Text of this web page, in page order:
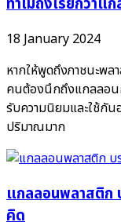
18 January 2024
หากให้พูดถึงภาชนะพล
คนต้องนึกถึงแกลลอน
รับความนิยมและใช้กัน
ปริมาณมาก
แกลลอนพลาสติก
คิด